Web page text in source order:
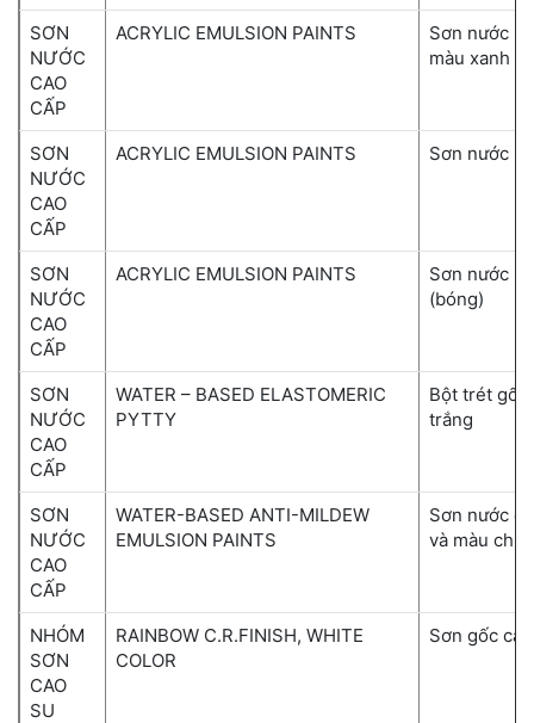
SƠN
NƯỚC
CAO
CẤP
ACRYLIC EMULSION PAINTS
Sơn nước
màu xanh lá
SƠN
NƯỚC
CAO
CẤP
ACRYLIC EMULSION PAINTS Sơn nước
SƠN
NƯỚC
CAO
CẤP
ACRYLIC EMULSION PAINTS
Sơn nước
(bóng)
SƠN
NƯỚC
CAO
CẤP
WATER – BASED ELASTOMERIC
PYTTY
Bột trét gốc
trắng
SƠN
NƯỚC
CAO
CẤP
WATER-BASED ANTI-MILDEW
EMULSION PAINTS
Sơn nước
và màu chỉ
NHÓM
SƠN
CAO
SU
RAINBOW C.R.FINISH, WHITE
COLOR
Sơn gốc